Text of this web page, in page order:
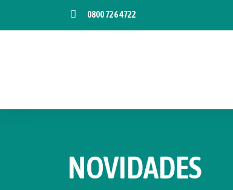
0800 726 4722
NOVIDADES